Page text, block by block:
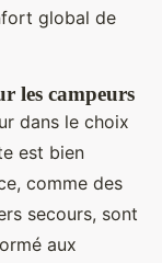
global de
les campeurs
dans le choix
est bien
comme des
secours, sont
aux